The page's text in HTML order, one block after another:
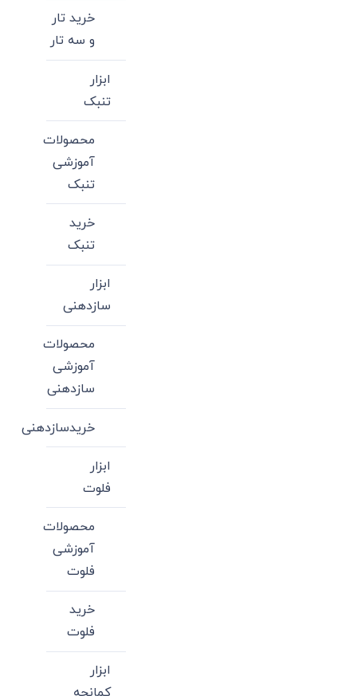
خرید تار
و سه تار
ابزار
تنبک
محصولات
آموزشی
تنبک
خرید
تنبک
ابزار
سازدهنی
محصولات
آموزشی
سازدهنی
خریدسازدهنی
ابزار
فلوت
محصولات
آموزشی
فلوت
خرید
فلوت
ابزار